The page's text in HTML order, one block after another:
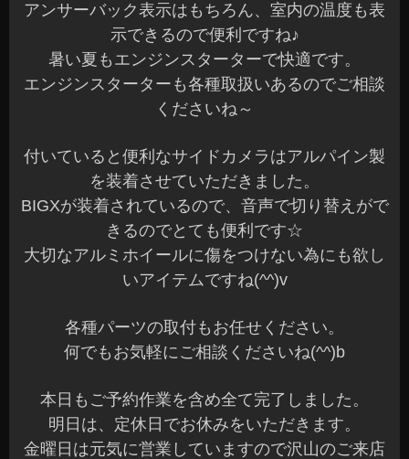
アンサーバック表示はもちろん、室内の温度も表
示できるので便利ですね♪
暑い夏もエンジンスターターで快適です。
エンジンスターターも各種取扱いあるのでご相談
くださいね～
付いていると便利なサイドカメラはアルパイン製
を装着させていただきました。
BIGXが装着されているので、音声で切り替えがで
きるのでとても便利です☆
大切なアルミホイールに傷をつけない為にも欲し
いアイテムですね(^^)v
各種パーツの取付もお任せください。
何でもお気軽にご相談くださいね(^^)b
本日もご予約作業を含め全て完了しました。
明日は、定休日でお休みをいただきます。
金曜日は元気に営業していますので沢山のご来店